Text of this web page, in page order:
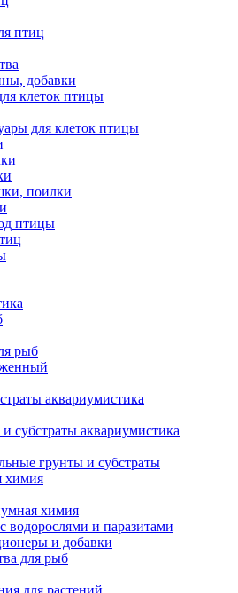
птиц
добавки
клеток птицы
для клеток птицы
поилки
птицы
рыб
аквариумистика
субстраты аквариумистика
грунты и субстраты
химия
химия
водорослями и паразитами
и добавки
для рыб
для растений